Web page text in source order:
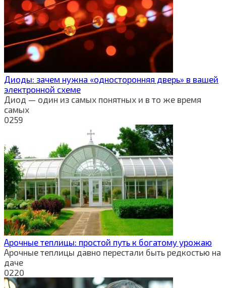
Диоды: зачем нужна «односторонняя дверь» в вашей
электронной схеме
Диод — один из самых понятных и в то же время
самых
0259
Арочные теплицы: простой путь к богатому урожаю
Арочные теплицы давно перестали быть редкостью на
даче
0220